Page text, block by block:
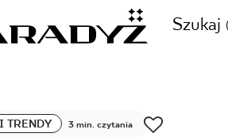
Szukaj
ZADZWOŃ DO NAS
TRENDY 3 min. czytania